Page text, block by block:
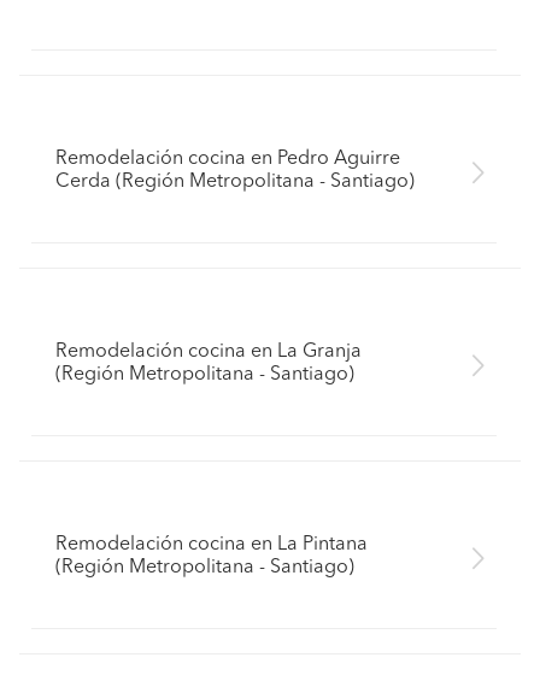
Remodelación cocina en Pedro Aguirre
Cerda (Región Metropolitana - Santiago)
Remodelación cocina en La Granja
(Región Metropolitana - Santiago)
Remodelación cocina en La Pintana
(Región Metropolitana - Santiago)